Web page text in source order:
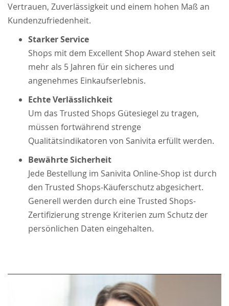
Vertrauen, Zuverlässigkeit und einem hohen Maß an
Kundenzufriedenheit.
Starker Service
Shops mit dem Excellent Shop Award stehen seit
mehr als 5 Jahren für ein sicheres und
angenehmes Einkaufserlebnis.
Echte Verlässlichkeit
Um das Trusted Shops Gütesiegel zu tragen,
müssen fortwährend strenge
Qualitätsindikatoren von Sanivita erfüllt werden.
Bewährte Sicherheit
Jede Bestellung im Sanivita Online-Shop ist durch
den Trusted Shops-Käuferschutz abgesichert.
Generell werden durch eine Trusted Shops-
Zertifizierung strenge Kriterien zum Schutz der
persönlichen Daten eingehalten.